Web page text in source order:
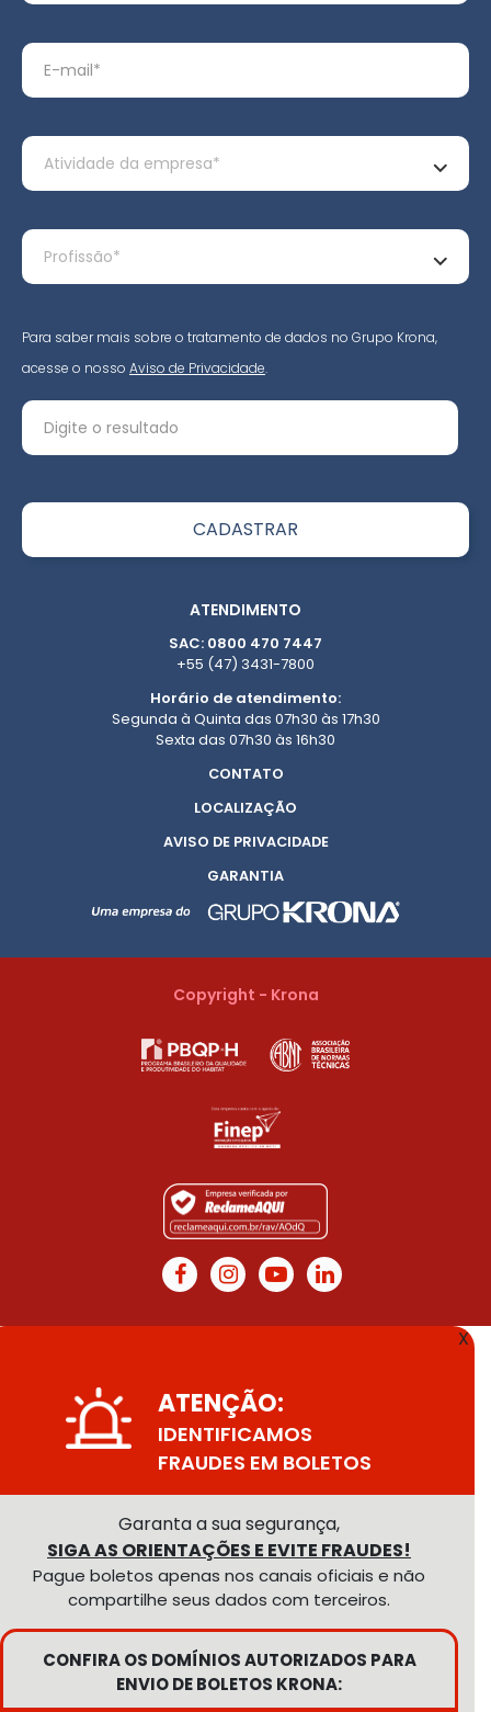
Para saber mais sobre o tratamento de dados no Grupo Krona,
acesse o nosso Aviso de Privacidade.
ATENDIMENTO
SAC: 0800 470 7447
+55 (47) 3431-7800
Horário de atendimento:
Segunda à Quinta das 07h30 às 17h30
Sexta das 07h30 às 16h30
CONTATO
LOCALIZAÇÃO
AVISO DE PRIVACIDADE
GARANTIA
Copyright - Krona
X
ATENÇÃO:
IDENTIFICAMOS
FRAUDES EM BOLETOS
Garanta a sua segurança,
SIGA AS ORIENTAÇÕES E EVITE FRAUDES!
Pague boletos apenas nos canais oficiais e não
compartilhe seus dados com terceiros.
CONFIRA OS DOMÍNIOS AUTORIZADOS PARA
ENVIO DE BOLETOS KRONA: